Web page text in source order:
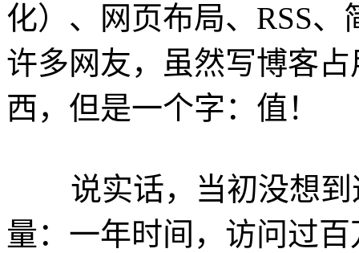
化）、网页布局、RSS
许多网友，虽然写博客
西，但是一个字：值！
说实话，当初没想到
量：一年时间，访问过百